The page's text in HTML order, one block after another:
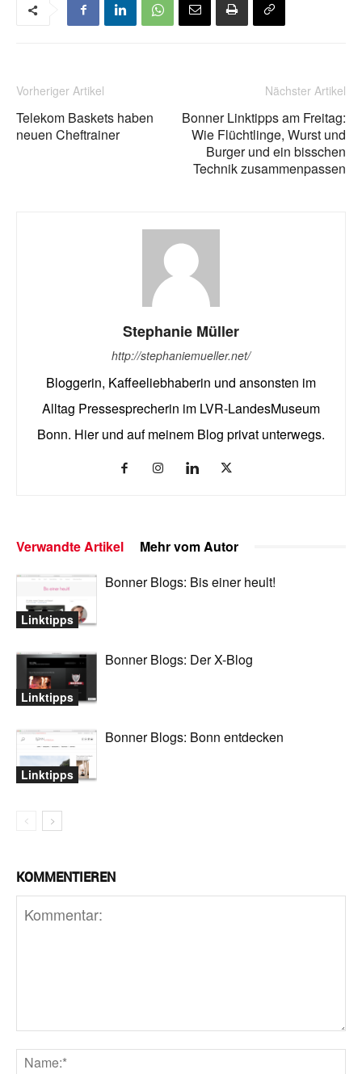
Vorheriger Artikel
Telekom Baskets haben
neuen Cheftrainer
Nächster Artikel
Bonner Linktipps am Freitag:
Wie Flüchtlinge, Wurst und
Burger und ein bisschen
Technik zusammenpassen
Stephanie Müller
http://stephaniemueller.net/
Bloggerin, Kaffeeliebhaberin und ansonsten im
Alltag Pressesprecherin im LVR-LandesMuseum
Bonn. Hier und auf meinem Blog privat unterwegs.
Verwandte Artikel Mehr vom Autor
Linktipps
Bonner Blogs: Bis einer heult!
Linktipps
Bonner Blogs: Der X-Blog
Linktipps
Bonner Blogs: Bonn entdecken
KOMMENTIEREN